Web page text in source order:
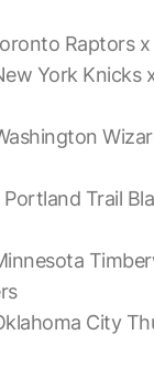
Raptors
York Knicks
Trail
City